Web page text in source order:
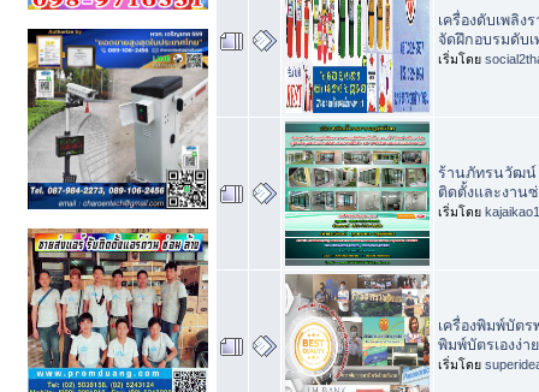
เครื่องดับเพลิง
จัดฝึกอบรมดับเ
เริ่มโดย
ร้านภัทรนวัฒน์
ติดตั้งและงาน
เริ่มโดย kajaikao1
เครื่องพิมพ์บัตร
พิมพ์บัตรเองง่า
เริ่มโดย